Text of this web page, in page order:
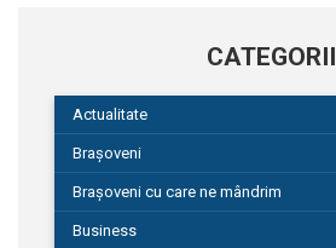
CATEGORII
Actualitate
Brașoveni
Brașoveni cu care ne mândrim
Business